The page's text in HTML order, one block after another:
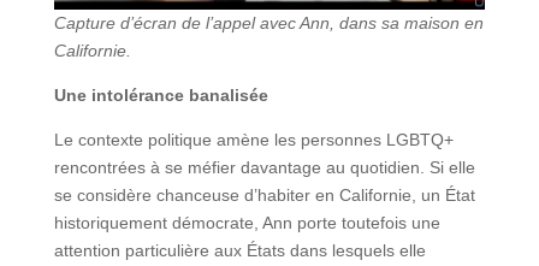
Capture d’écran de l’appel avec Ann, dans sa maison en
Californie.
Une intolérance banalisée
Le contexte politique amène les personnes LGBTQ+
rencontrées à se méfier davantage au quotidien. Si elle
se considère chanceuse d’habiter en Californie, un État
historiquement démocrate, Ann porte toutefois une
attention particulière aux États dans lesquels elle